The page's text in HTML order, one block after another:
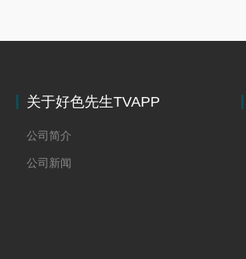
关于好色先生TVAPP
公司简介
公司新闻